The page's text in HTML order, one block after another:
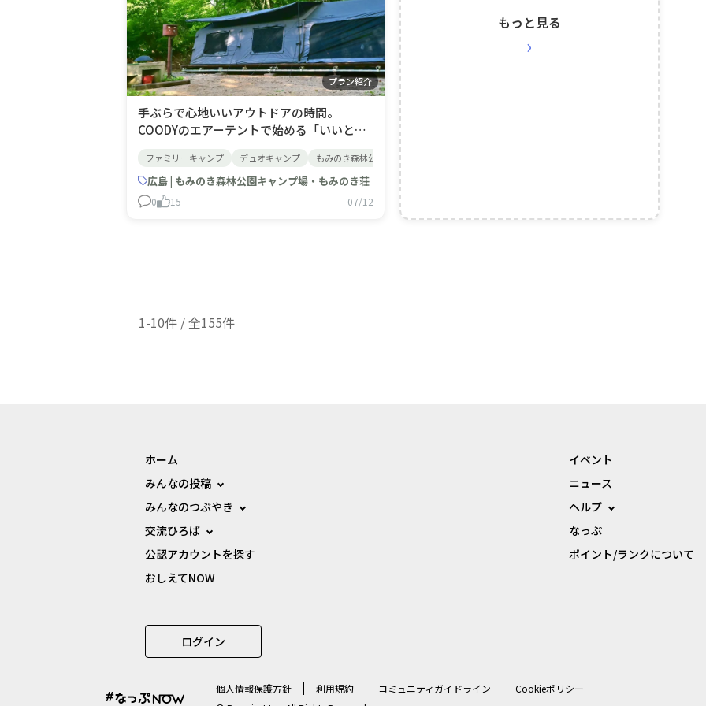
プラン紹介
手ぶらで心地いいアウトドアの時間。
COODYのエアーテントで始める「いいとこ
ズン新プラン始動こんにちは！〈もみのき
森林公園キャンプ場〉です。👋今回は、
2026年7月から新しくスタートするグラン
ファミリーキャンプ デュオキャンプ もみのき森林公園 coody
広島 | もみのき森林公園キャンプ場・もみのき荘
0 15 07/12
もっと見る
›
1-10件 / 全155件
ホーム
みんなの投稿
みんなのつぶやき
交流ひろば
公認アカウントを探す
おしえてNOW
イベント
ニュース
ヘルプ
なっぷ
ポイント/ランクについて
ログイン
個⼈情報保護⽅針 利用規約 コミュニティガイドライン
Cookieポリシー